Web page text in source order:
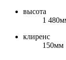
высота
1
клиренс
150мм